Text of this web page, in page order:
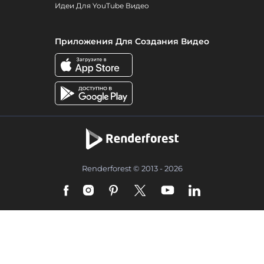
Идеи Для YouTube Видео
Приложения Для Создания Видео
Renderforest © 2013 - 2026